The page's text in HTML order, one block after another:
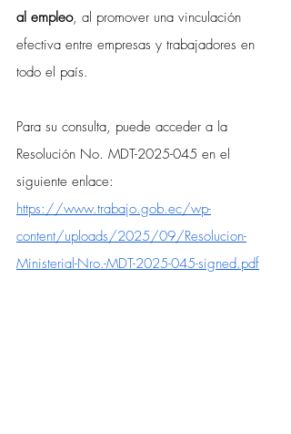
al empleo, al promover una vinculación
efectiva entre empresas y trabajadores en
todo el país.
Para su consulta, puede acceder a la
Resolución No. MDT-2025-045 en el
siguiente enlace:
https://www.trabajo.gob.ec/wp-
content/uploads/2025/09/Resolucion-
Ministerial-Nro.-MDT-2025-045-signed.pdf